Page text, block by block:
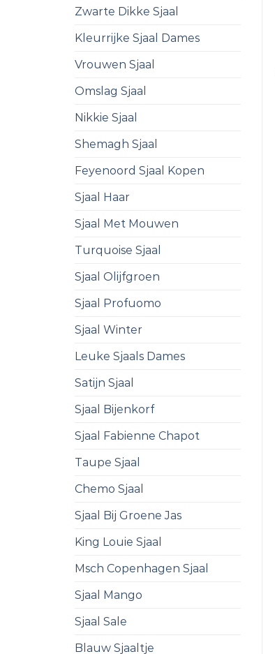
Zwarte Dikke Sjaal
Kleurrijke Sjaal Dames
Vrouwen Sjaal
Omslag Sjaal
Nikkie Sjaal
Shemagh Sjaal
Feyenoord Sjaal Kopen
Sjaal Haar
Sjaal Met Mouwen
Turquoise Sjaal
Sjaal Olijfgroen
Sjaal Profuomo
Sjaal Winter
Leuke Sjaals Dames
Satijn Sjaal
Sjaal Bijenkorf
Sjaal Fabienne Chapot
Taupe Sjaal
Chemo Sjaal
Sjaal Bij Groene Jas
King Louie Sjaal
Msch Copenhagen Sjaal
Sjaal Mango
Sjaal Sale
Blauw Sjaaltje